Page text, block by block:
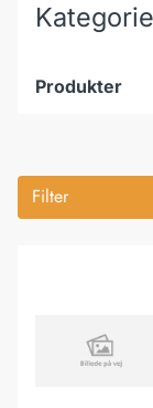
Produkter
Filter